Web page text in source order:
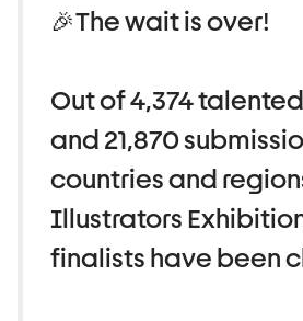
🎉The wait is over!
Out of 4,374
and 21,870
countries and
Illustrators
finalists have been